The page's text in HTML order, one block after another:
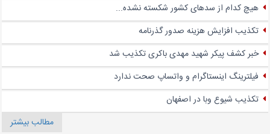
هیچ کدام از سدهای کشور شکسته نشده...
تکذیب افزایش هزینه صدور گذرنامه
خبر کشف پیکر شهید مهدی باکری تکذیب شد
فیلترینگ اینستاگرام و واتساپ صحت ندارد
تکذیب شیوع وبا در اصفهان
مطالب بیشتر